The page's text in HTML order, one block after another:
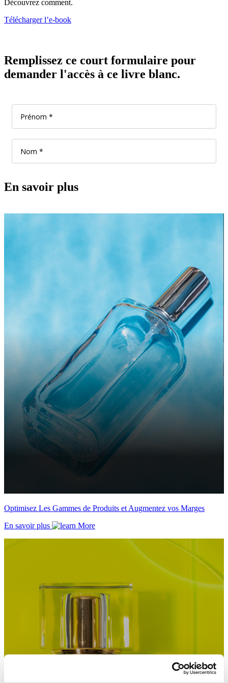
Découvrez comment.
Télécharger l’e-book
Remplissez ce court formulaire pour
demander l'accès à ce livre blanc.
En savoir plus
Optimisez Les Gammes de Produits et Augmentez vos Marges
En savoir plus